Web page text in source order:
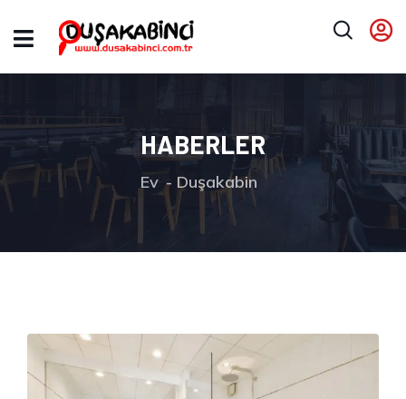
HABERLER
Ev Duşakabin